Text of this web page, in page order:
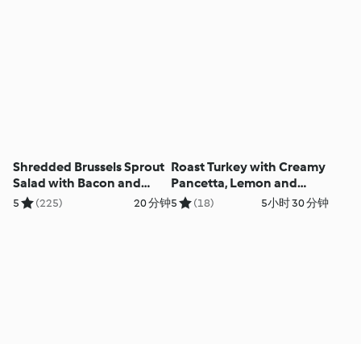
Shredded Brussels Sprout
Salad with Bacon and
Cranberries
5 (225) 20 分钟
Roast Turkey with Creamy
Pancetta, Lemon and
Herb Stuffing
5 (18) 5小时 30 分钟